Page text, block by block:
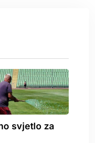
svjetlo za